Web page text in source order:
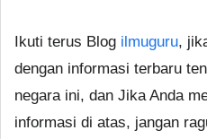
Ikuti terus Blog ilmuguru,
dengan informasi terbaru
negara ini, dan Jika Anda
informasi di atas, jangan